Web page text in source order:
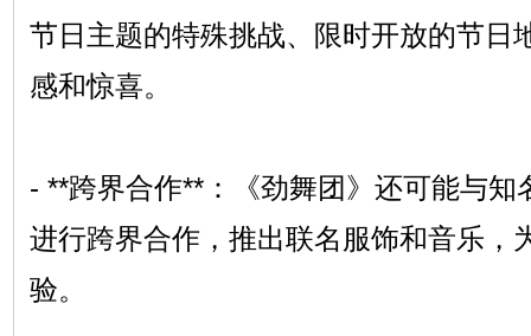
节日主题的特殊挑战、限时开放的节日
感和惊喜。
- **跨界合作**：《劲舞团》还可能与知
进行跨界合作，推出联名服饰和音乐，
验。